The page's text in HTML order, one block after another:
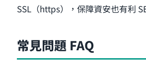
SSL（https），保障資安也有利
常見問題 FAQ